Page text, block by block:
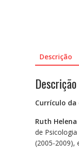
Descrição
Descrição
Currículo
Ruth
de
(2005-2009),